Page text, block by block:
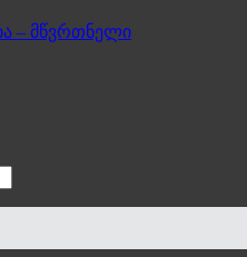
– მწვრთნელი